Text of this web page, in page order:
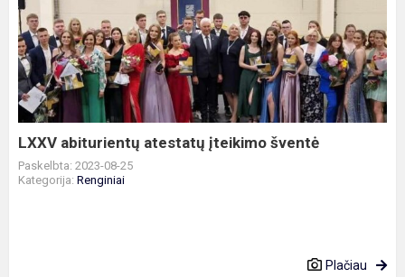
abiturientų
atestatų
įteikimo
šventė
LXXV abiturientų atestatų įteikimo šventė
Paskelbta: 2023-08-25
Kategorija: Renginiai
Plačiau